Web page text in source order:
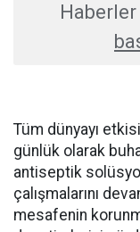
Haberler
Tüm dünyayı
günlük olarak
antiseptik
çalışmalarını
mesafenin